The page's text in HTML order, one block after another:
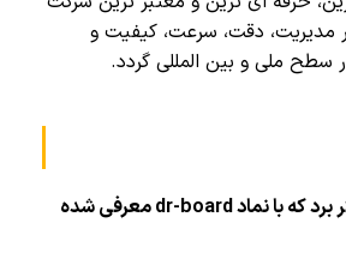
دقت، سرعت، کیفیت و
سطح ملی و بین المللی گردد.
ماموریت شرکت دکتر برد که با نماد dr-board معرفی شده